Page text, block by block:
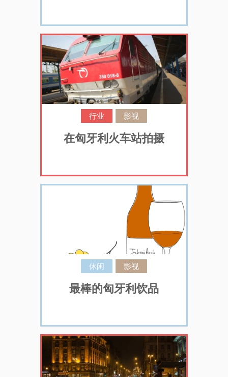
行业 影视
在匈牙利火车站拍摄
休闲 影视
最棒的匈牙利饮品